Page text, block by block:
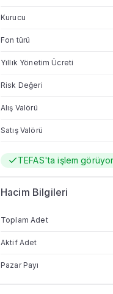
Kurucu
Fon türü
Yıllık Yönetim Ücreti
Risk Değeri
Alış Valörü
Satış Valörü
TEFAS'ta işlem görüyor
Hacim Bilgileri
Toplam Adet
Aktif Adet
Pazar Payı